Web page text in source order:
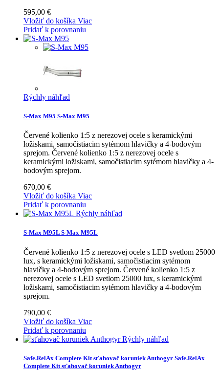
595,00 €
Vložiť do košíka Viac
Pridať k porovnaniu
Rýchly náhľad
S-Max M95 S-Max M95
Červené kolienko 1:5 z nerezovej ocele s keramickými
ložiskami, samočistiacim sytémom hlavičky a 4-bodovým
sprejom. Červené kolienko 1:5 z nerezovej ocele s
keramickými ložiskami, samočistiacim sytémom hlavičky a 4-
bodovým sprejom.
670,00 €
Vložiť do košíka Viac
Pridať k porovnaniu
Rýchly náhľad
S-Max M95L S-Max M95L
Červené kolienko 1:5 z nerezovej ocele s LED svetlom 25000
lux, s keramickými ložiskami, samočistiacim sytémom
hlavičky a 4-bodovým sprejom. Červené kolienko 1:5 z
nerezovej ocele s LED svetlom 25000 lux, s keramickými
ložiskami, samočistiacim sytémom hlavičky a 4-bodovým
sprejom.
790,00 €
Vložiť do košíka Viac
Pridať k porovnaniu
Rýchly náhľad
Safe.RelAx Complete Kit sťahovač koruniek Anthogyr Safe.RelAx
Complete Kit sťahovač koruniek Anthogyr